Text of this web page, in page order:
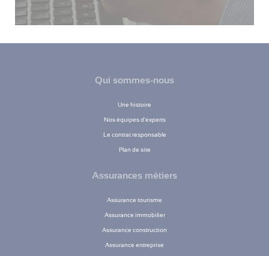
Qui sommes-nous
Une histoire
Nos équipes d’experts
Le contrat responsable
Plan de site
Assurances métiers
Assurance tourisme
Assurance immobilier
Assurance construction
Assurance entreprise